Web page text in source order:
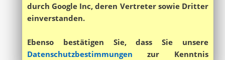
durch Google Inc, deren Vertreter sowie Dritter
einverstanden.
Ebenso bestätigen Sie, dass Sie unsere
Datenschutzbestimmungen zur Kenntnis